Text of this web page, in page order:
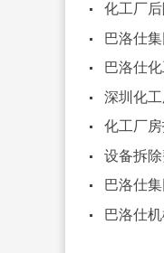
化工厂
巴洛仕
巴洛仕
深圳化
化工厂
设备拆
巴洛仕
巴洛仕